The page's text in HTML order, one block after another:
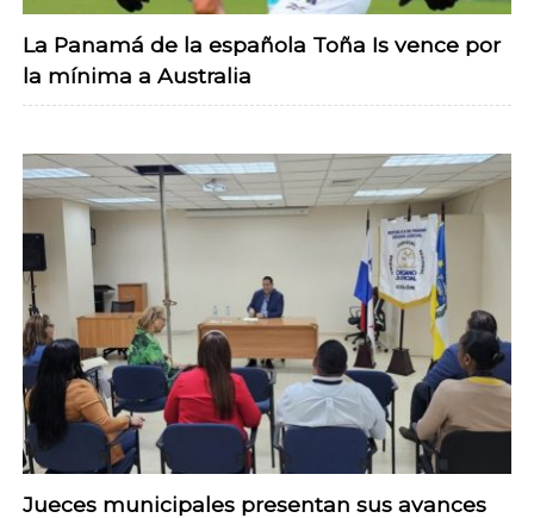
La Panamá de la española Toña Is vence por
la mínima a Australia
Jueces municipales presentan sus avances